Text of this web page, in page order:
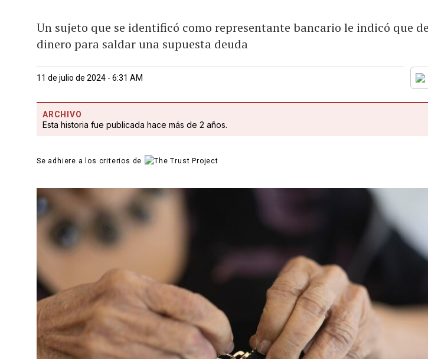
Un sujeto que se identificó como representante bancario le indicó que
dinero para saldar una supuesta deuda
11 de julio de 2024 - 6:31 AM
ARCHIVO
Esta historia fue publicada hace más de 2 años.
Se adhiere a los criterios de